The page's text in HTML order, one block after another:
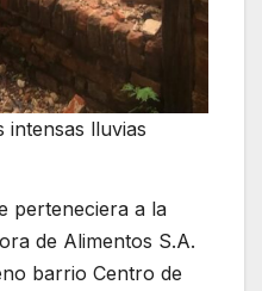
intensas lluvias
perteneciera a la
de Alimentos S.A.
barrio Centro de